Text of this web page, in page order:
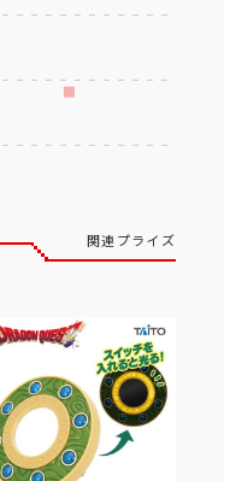
関連プライズ